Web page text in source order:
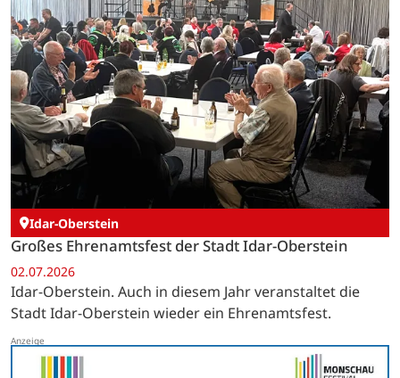
Idar-Oberstein
Großes Ehrenamtsfest der Stadt Idar-Oberstein
02.07.2026
Idar-Oberstein. Auch in diesem Jahr veranstaltet die
Stadt Idar-Oberstein wieder ein Ehrenamtsfest.